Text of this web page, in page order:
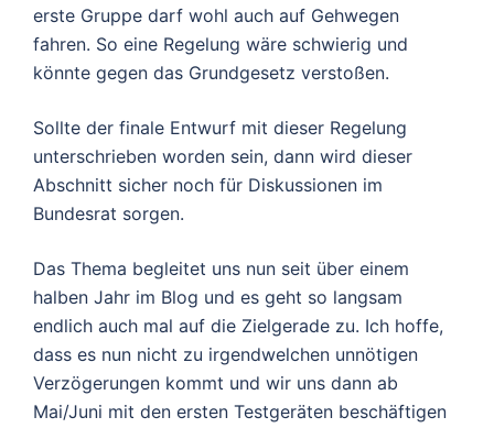
erste Gruppe darf wohl auch auf Gehwegen
fahren. So eine Regelung wäre schwierig und
könnte gegen das Grundgesetz verstoßen.
Sollte der finale Entwurf mit dieser Regelung
unterschrieben worden sein, dann wird dieser
Abschnitt sicher noch für Diskussionen im
Bundesrat sorgen.
Das Thema begleitet uns nun seit über einem
halben Jahr im Blog und es geht so langsam
endlich auch mal auf die Zielgerade zu. Ich hoffe,
dass es nun nicht zu irgendwelchen unnötigen
Verzögerungen kommt und wir uns dann ab
Mai/Juni mit den ersten Testgeräten beschäftigen